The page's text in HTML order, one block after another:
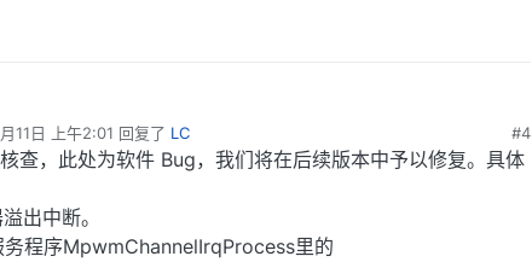
11日 上午2:01 回复了 LC #4
查，此处为软件 Bug，我们将在后续版本中予以修复。具体
出中断。
程序MpwmChannelIrqProcess里的